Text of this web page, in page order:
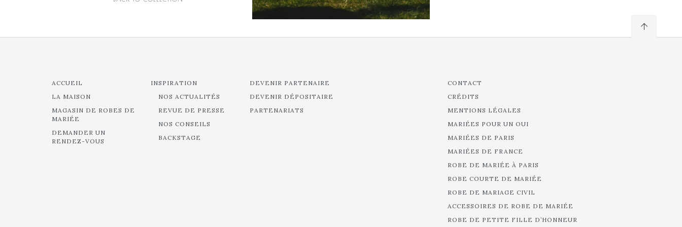
ACCUEIL
LA MAISON
MAGASIN DE ROBES DE
MARIÉE
DEMANDER UN
RENDEZ-VOUS
INSPIRATION
NOS ACTUALITÉS
REVUE DE PRESSE
NOS CONSEILS
BACKSTAGE
DEVENIR PARTENAIRE
DEVENIR DÉPOSITAIRE
PARTENARIATS
CONTACT
CRÉDITS
MENTIONS LÉGALES
MARIÉES POUR UN OUI
MARIÉES DE PARIS
MARIÉES DE FRANCE
ROBE DE MARIÉE À PARIS
ROBE COURTE DE MARIÉE
ROBE DE MARIAGE CIVIL
ACCESSOIRES DE ROBE DE MARIÉE
ROBE DE PETITE FILLE D’HONNEUR